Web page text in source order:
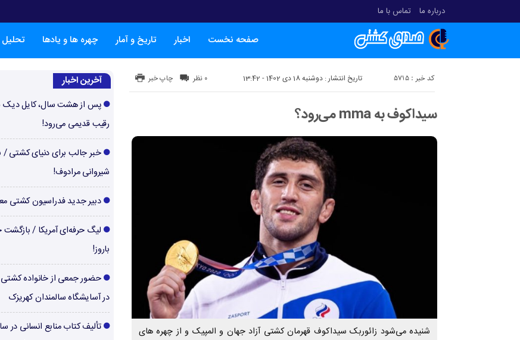
درباره ما تماس با ما
صفحه نخست اخبار تاریخ و آمار چهره ها و یادها
تاریخ انتشار : دوشنبه 18 دی 1402 - 13:42 کد خبر : 5715 چاپ خبر ۰ نظر
سیداکوف به mma می‌رود؟
شنیده می‌شود زائوربک سیداکوف قهرمان کشتی آزاد جهان و المپیک و از چهره های
آخرین اخبار
پس از هشت سال، کایل دیک
رقیب قدیمی می‌رود!
خبر جالب برای دنیای کشتی
شیروانی مرادوف!
دبیر جدید فدراسیون کشتی
لیگ حرفه‌ای آمریکا /
باروز!
حضور جمعی از خانواده
در آسایشگاه سالمندان کهریزک
تألیف کتاب منابع انسانی در